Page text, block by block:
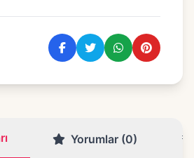
Yorumlar (0)